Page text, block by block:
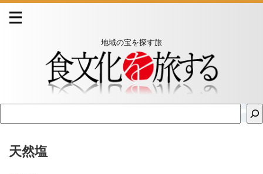
地域の宝を探す旅
天然塩